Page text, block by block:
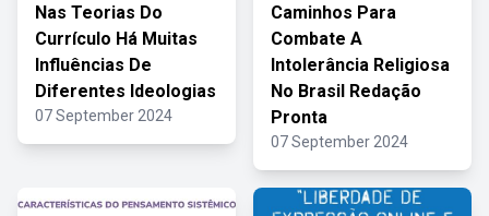
Nas Teorias Do
Currículo Há Muitas
Influências De
Diferentes Ideologias
07 September 2024
Caminhos Para
Combate A
Intolerância Religiosa
No Brasil Redação
Pronta
07 September 2024